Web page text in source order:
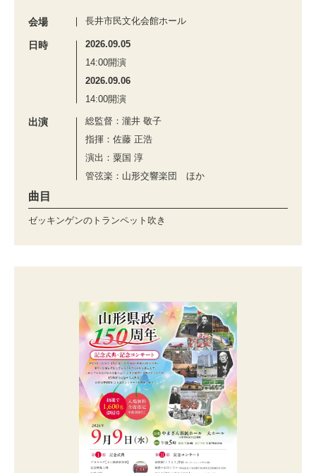
会場 長井市民文化会館ホール
日時
2026.09.05
14:00開演
2026.09.06
14:00開演
出演
総監督：瀧井 敬子
指揮：佐藤 正浩
演出：粟国 淳
管弦楽：山形交響楽団 ほか
曲目
ゼッキンゲンのトランペット吹き